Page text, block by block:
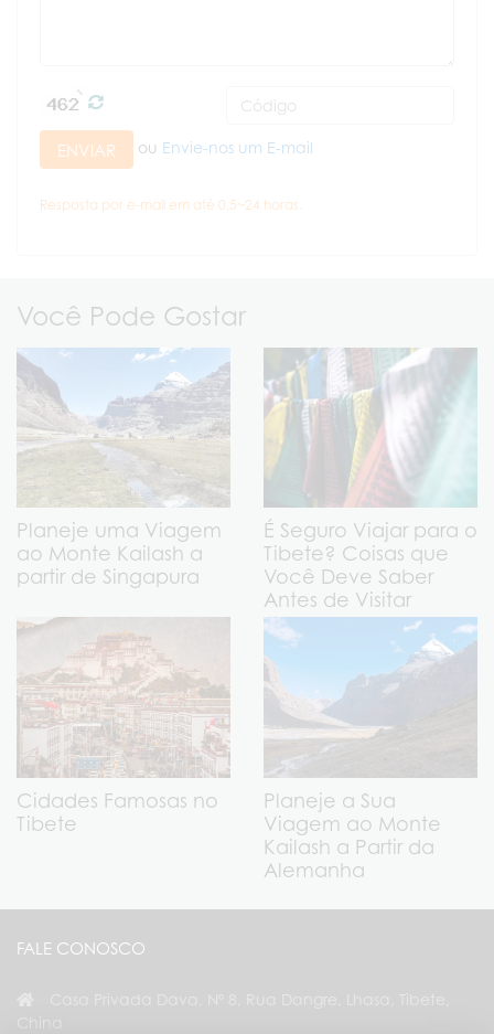
ENVIAR ou Envie-nos um E-mail
Resposta por e-mail em até 0,5~24 horas.
Você Pode Gostar
Planeje uma Viagem
ao Monte Kailash a
partir de Singapura
É Seguro Viajar para o
Tibete? Coisas que
Você Deve Saber
Antes de Visitar
Cidades Famosas no
Tibete
Planeje a Sua
Viagem ao Monte
Kailash a Partir da
Alemanha
FALE CONOSCO